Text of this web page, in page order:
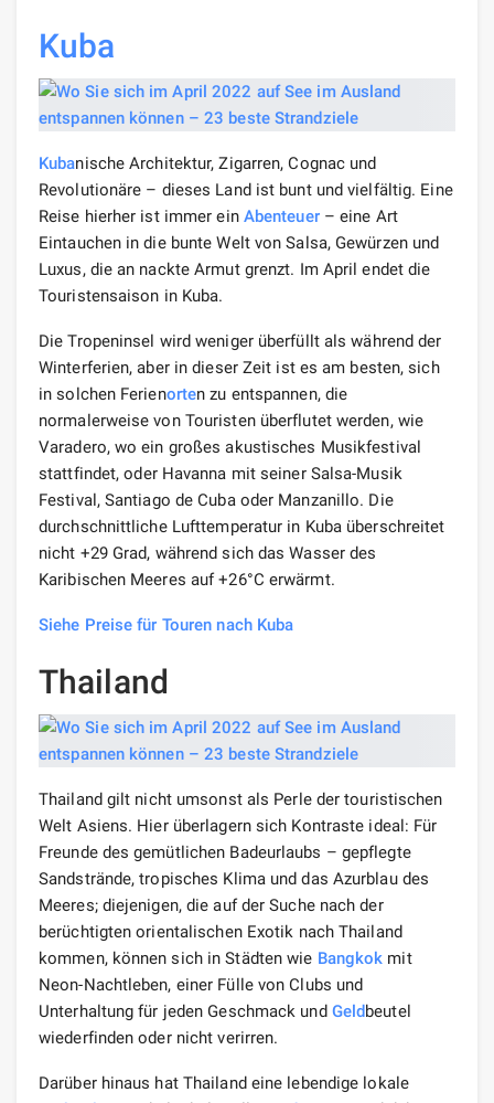
Kuba
Kubanische Architektur, Zigarren, Cognac und
Revolutionäre – dieses Land ist bunt und vielfältig. Eine
Reise hierher ist immer ein Abenteuer– eine Art
Eintauchen in die bunte Welt von Salsa, Gewürzen und
Luxus, die an nackte Armut grenzt. Im April endet die
Touristensaison in Kuba.
Die Tropeninsel wird weniger überfüllt als während der
Winterferien, aber in dieser Zeit ist es am besten, sich
in solchen Ferienorten zu entspannen, die
normalerweise von Touristen überflutet werden, wie
Varadero, wo ein großes akustisches Musikfestival
stattfindet, oder Havanna mit seiner Salsa-Musik
Festival, Santiago de Cuba oder Manzanillo. Die
durchschnittliche Lufttemperatur in Kuba überschreitet
nicht +29 Grad, während sich das Wasser des
Karibischen Meeres auf +26°C erwärmt.
Siehe Preise für Touren nach Kuba
Thailand
Thailand gilt nicht umsonst als Perle der touristischen
Welt Asiens. Hier überlagern sich Kontraste ideal: Für
Freunde des gemütlichen Badeurlaubs – gepflegte
Sandstrände, tropisches Klima und das Azurblau des
Meeres; diejenigen, die auf der Suche nach der
berüchtigten orientalischen Exotik nach Thailand
kommen, können sich in Städten wie Bangkok mit
Neon-Nachtleben, einer Fülle von Clubs und
Unterhaltung für jeden Geschmack und Geldbeutel
wiederfinden oder nicht verirren.
Darüber hinaus hat Thailand eine lebendige lokale